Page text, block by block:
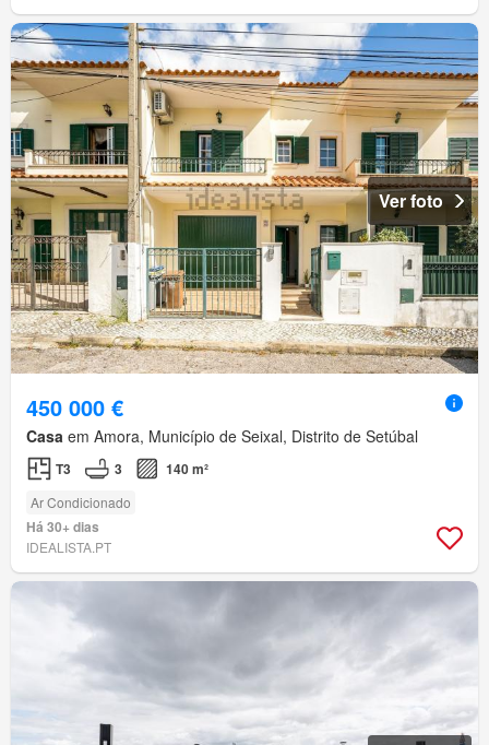
Ver foto
450 000 €
Casa em Amora, Município de Seixal, Distrito de Setúbal
T3 3 140 m²
Ar Condicionado
Há 30+ dias
IDEALISTA.PT